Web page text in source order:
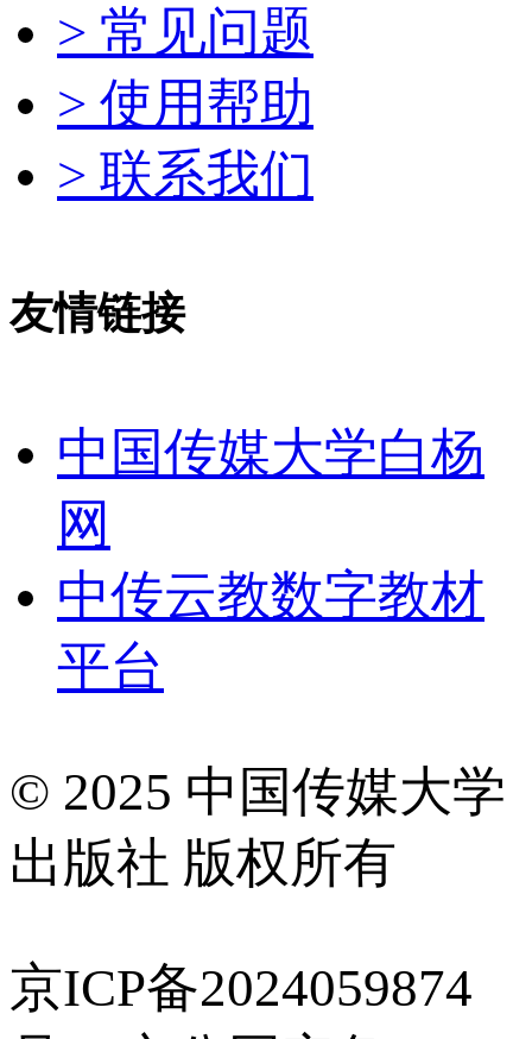
> 常见问题
> 使用帮助
> 联系我们
友情链接
中国传媒大学白杨
网
中传云教数字教材
平台
© 2025 中国传媒大学
出版社 版权所有
京ICP备2024059874